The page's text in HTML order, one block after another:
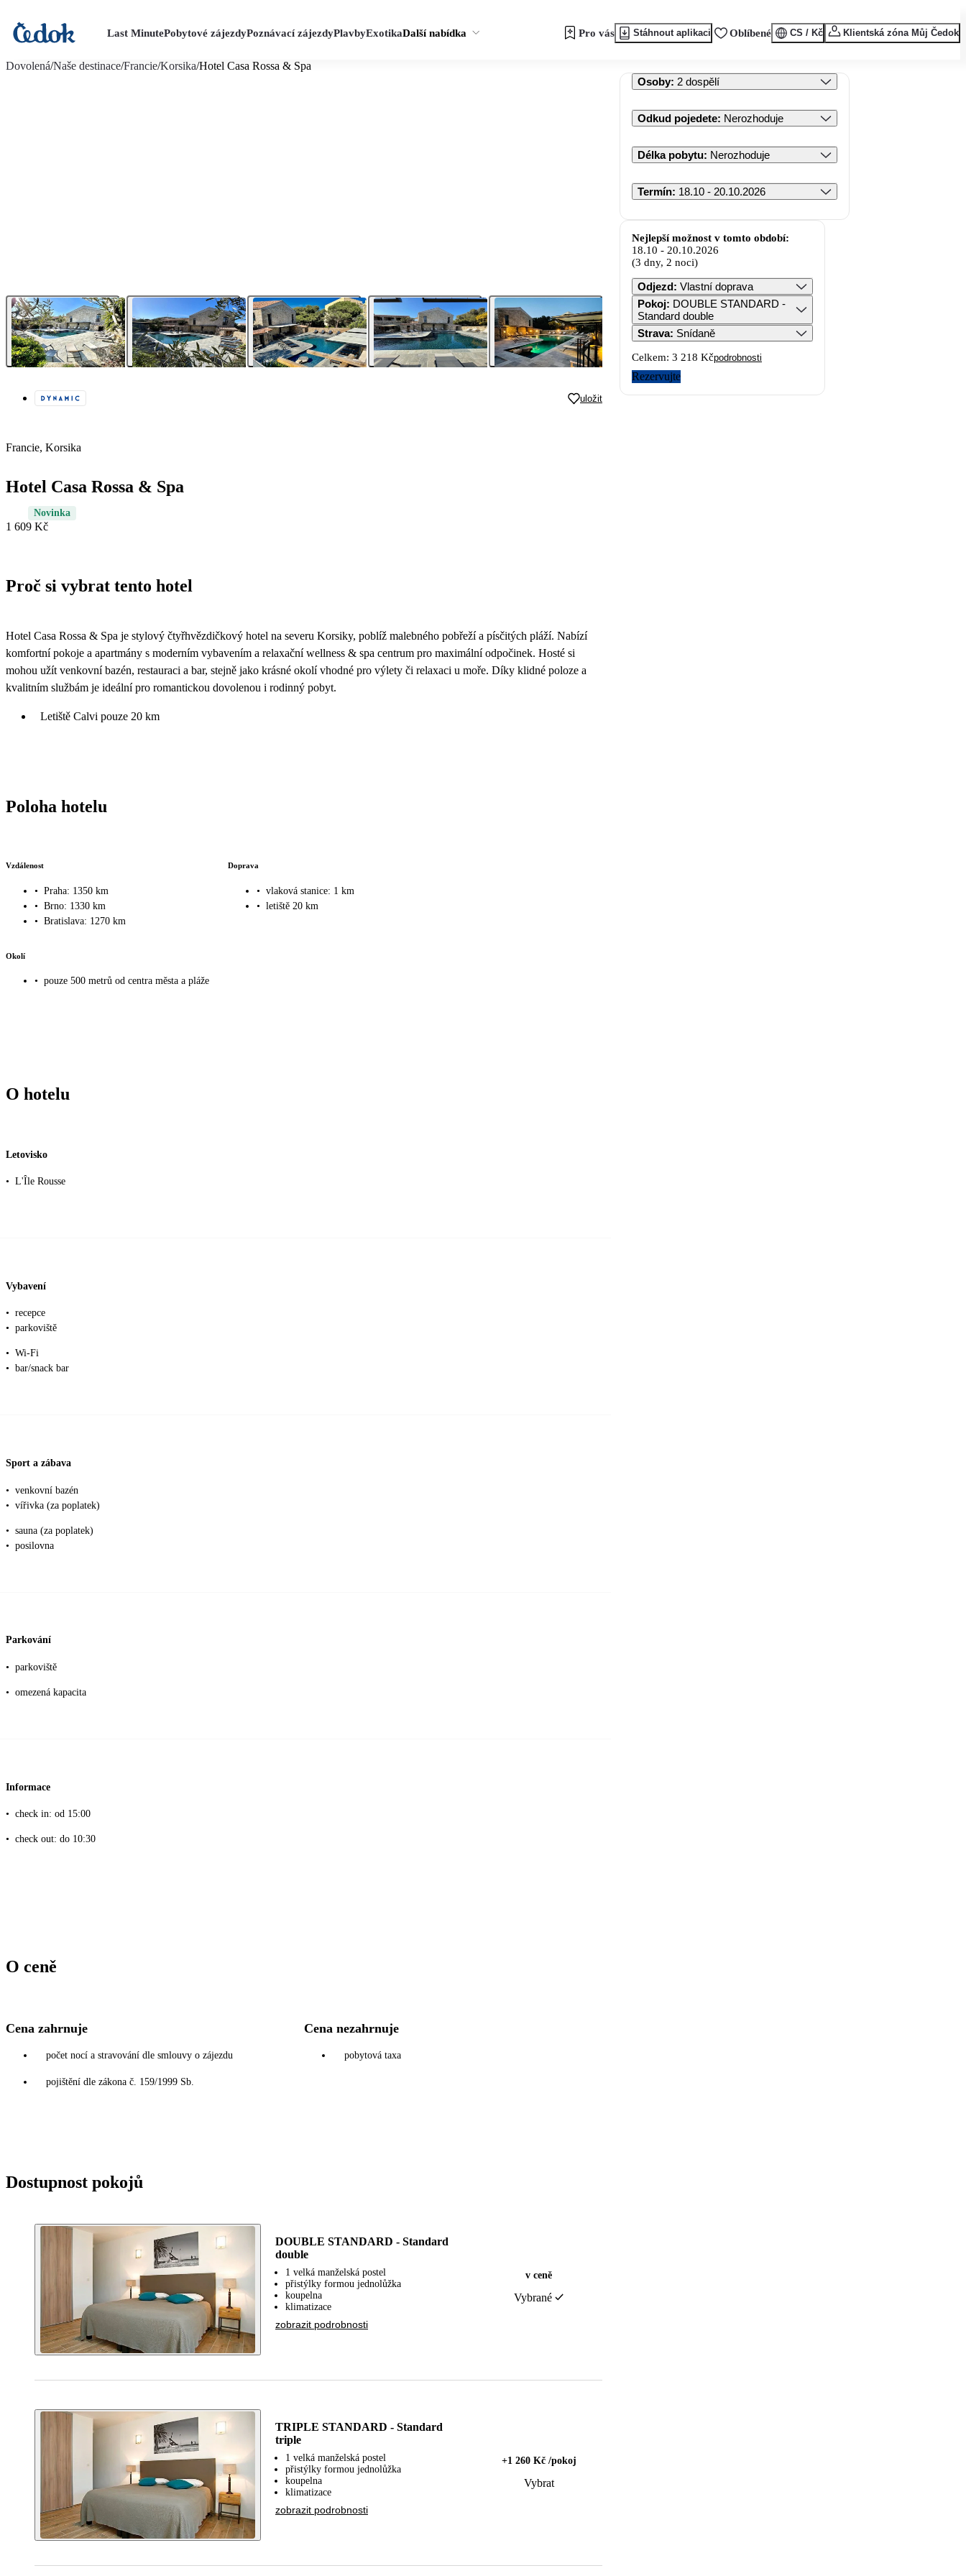
Last MinutePobytové zájezdyPoznávací zájezdyPlavbyExotikaDalší nabídka Pro vás Stáhnout aplikaci Oblíbené CS / Kč Klientská zóna Můj Čedok
Dovolená/Naše destinace/Francie/Korsika/Hotel Casa Rossa & Spa
uložit
Francie, Korsika
Hotel Casa Rossa & Spa
Novinka
1 609 Kč
Proč si vybrat tento hotel
Hotel Casa Rossa & Spa je stylový čtyřhvězdičkový hotel na severu Korsiky, poblíž malebného pobřeží a písčitých pláží. Nabízí
komfortní pokoje a apartmány s moderním vybavením a relaxační wellness & spa centrum pro maximální odpočinek. Hosté si
mohou užít venkovní bazén, restauraci a bar, stejně jako krásné okolí vhodné pro výlety či relaxaci u moře. Díky klidné poloze a
kvalitním službám je ideální pro romantickou dovolenou i rodinný pobyt.
Letiště Calvi pouze 20 km
Poloha hotelu
Vzdálenost
• Praha: 1350 km
• Brno: 1330 km
• Bratislava: 1270 km
Doprava
• vlaková stanice: 1 km
• letiště 20 km
Okolí
• pouze 500 metrů od centra města a pláže
O hotelu
Letovisko
• L'Île Rousse
Vybavení
• recepce
• parkoviště
• Wi-Fi
• bar/snack bar
Sport a zábava
• venkovní bazén
• vířivka (za poplatek)
• sauna (za poplatek)
• posilovna
Parkování
• parkoviště
• omezená kapacita
Informace
• check in: od 15:00
• check out: do 10:30
O ceně
Cena zahrnuje
počet nocí a stravování dle smlouvy o zájezdu
pojištění dle zákona č. 159/1999 Sb.
Cena nezahrnuje
pobytová taxa
Dostupnost pokojů
DOUBLE STANDARD - Standard
double
1 velká manželská postel
přistýlky formou jednolůžka
koupelna
klimatizace
zobrazit podrobnosti
v ceně
Vybrané
TRIPLE STANDARD - Standard
triple
1 velká manželská postel
přistýlky formou jednolůžka
koupelna
klimatizace
zobrazit podrobnosti
+1 260 Kč /pokoj
Vybrat
Osoby: 2 dospělí
Odkud pojedete: Nerozhoduje
Délka pobytu: Nerozhoduje
Termín: 18.10 - 20.10.2026
Nejlepší možnost v tomto období:
18.10 - 20.10.2026
(3 dny, 2 noci)
Odjezd: Vlastní doprava
Pokoj: DOUBLE STANDARD -
Standard double
Strava: Snídaně
Celkem: 3 218 Kčpodrobnosti
Rezervujte